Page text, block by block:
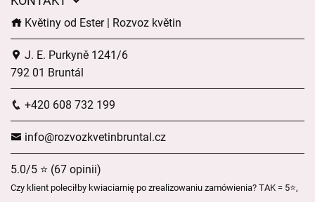
Květiny od Ester | Rozvoz květin
J. E. Purkyně 1241/6
792 01 Bruntál
+420 608 732 199
info@rozvozkvetinbruntal.cz
5.0/5 ⭐ (67 opinii)
Czy klient poleciłby kwiaciarnię po zrealizowaniu zamówienia? TAK = 5⭐,